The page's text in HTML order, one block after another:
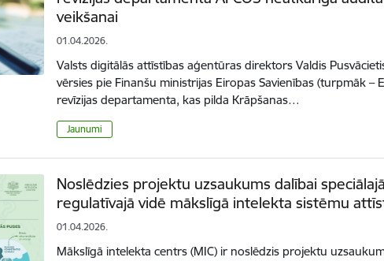
veikšanai
01.04.2026.
Valsts digitālās attīstības aģentūras direktors Valdis
vērsies pie Finanšu ministrijas Eiropas Savienības (turpmāk –
revīzijas departamenta, kas pilda Krāpšanas…
Jaunumi
Noslēdzies projektu uzsaukums dalībai speciālajā
regulatīvajā vidē mākslīgā intelekta sistēmu
01.04.2026.
Mākslīgā intelekta centrs (MIC) ir noslēdzis projektu